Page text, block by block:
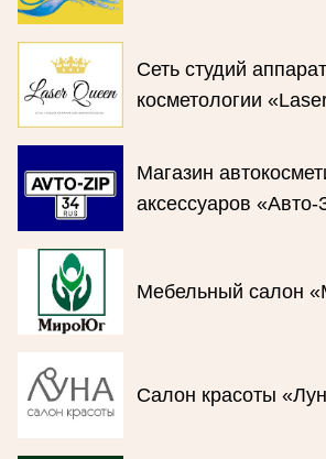
Сеть студий
косметологии
Магазин
аксессуаров «Авто-
Мебельный салон
Салон красоты